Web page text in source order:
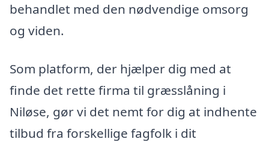
behandlet med den nødvendige omsorg
og viden.
Som platform, der hjælper dig med at
finde det rette firma til græsslåning i
Niløse, gør vi det nemt for dig at indhente
tilbud fra forskellige fagfolk i dit